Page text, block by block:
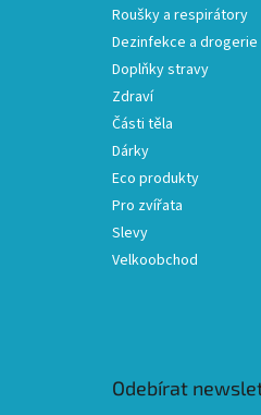
Roušky a respirátory
Dezinfekce a drogerie
Doplňky stravy
Zdraví
Části těla
Dárky
Eco produkty
Pro zvířata
Slevy
Velkoobchod
Odebírat